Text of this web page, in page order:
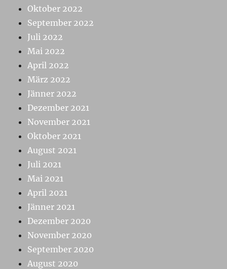
Oktober 2022
September 2022
Juli 2022
Mai 2022
April 2022
März 2022
Jänner 2022
Dezember 2021
November 2021
Oktober 2021
August 2021
Juli 2021
Mai 2021
April 2021
Jänner 2021
Dezember 2020
November 2020
September 2020
August 2020